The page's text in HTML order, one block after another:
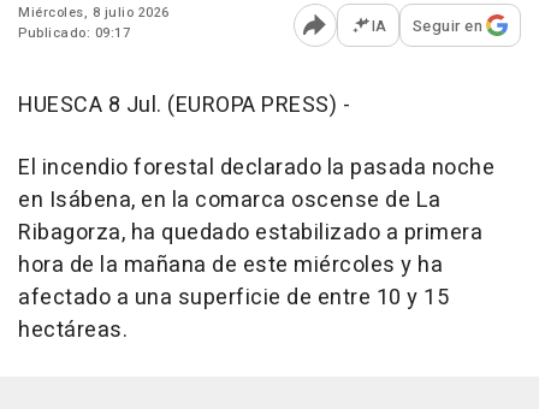
Miércoles, 8 julio 2026
Publicado: 09:17
Abrir opciones para
IA Seguir en
HUESCA 8 Jul. (EUROPA PRESS) -
El incendio forestal declarado la pasada noche
en Isábena, en la comarca oscense de La
Ribagorza, ha quedado estabilizado a primera
hora de la mañana de este miércoles y ha
afectado a una superficie de entre 10 y 15
hectáreas.